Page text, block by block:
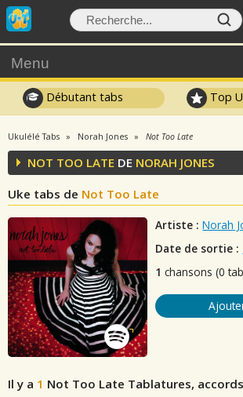
Menu
Débutant tabs Top
Ukulélé Tabs Norah Jones Not Too Late
NOT TOO LATE DE NORAH JONES
Uke tabs de Not Too Late
Artiste : Norah
Date de sortie :
1 chansons (0
Il y a 1 Not Too Late Tablatures,